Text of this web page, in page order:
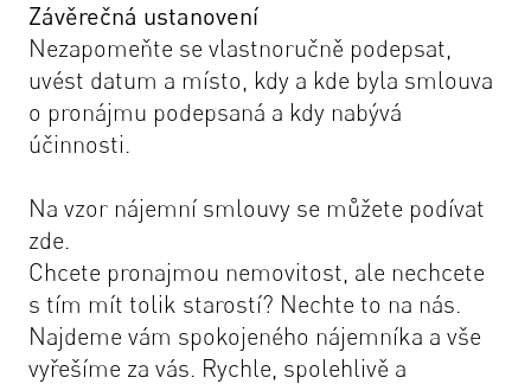
Závěrečná ustanovení
Nezapomeňte se vlastnoručně podepsat,
uvést datum a místo, kdy a kde byla smlouva
o pronájmu podepsaná a kdy nabývá
účinnosti.
Na vzor nájemní smlouvy se můžete podívat
zde.
Chcete pronajmou nemovitost, ale nechcete
s tím mít tolik starostí? Nechte to na nás.
Najdeme vám spokojeného nájemníka a vše
vyřešíme za vás. Rychle, spolehlivě a